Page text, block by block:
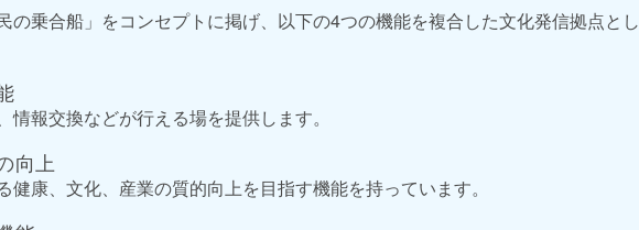
の乗合船」をコンセプトに掲げ、以下の4つの機能を複合した文化発信拠点とし
情報交換などが行える場を提供します。
向上
健康、文化、産業の質的向上を目指す機能を持っています。